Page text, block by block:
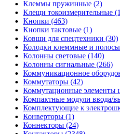
Клеммы пружинные (2)
Клещи токоизмерительные
Кнопки (463)
Кнопки тактовые (1)
Ковши для спецтехники (30)
Колодки клеммные и
Колонны световые (140)
Колонны сигнальные (266)
Коммуникационное
Коммутаторы (42)
Коммутационные элементы
Компактные модули ввода/
Комплектующие к
Конверторы (1)
Коннекторы (24)